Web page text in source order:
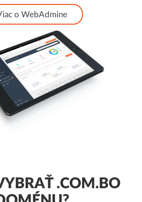
o WebAdmine
.COM.BO